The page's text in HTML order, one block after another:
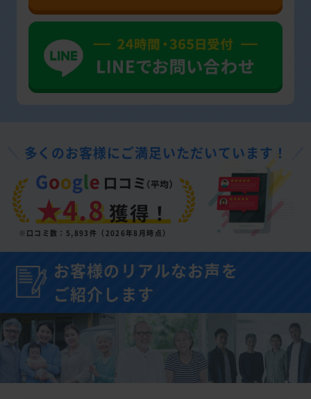
多くのお客様にご満足いただいています！
★4.8獲得！
※口コミ数：5,893件（2026年8月時点）
お客様のリアルなお声を
ご紹介します